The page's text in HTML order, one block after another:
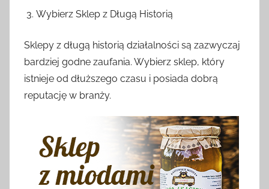
Wybierz Sklep z Długą Historią
Sklepy z długą historią działalności są zazwyczaj
bardziej godne zaufania. Wybierz sklep, który
istnieje od dłuższego czasu i posiada dobrą
reputację w branży.